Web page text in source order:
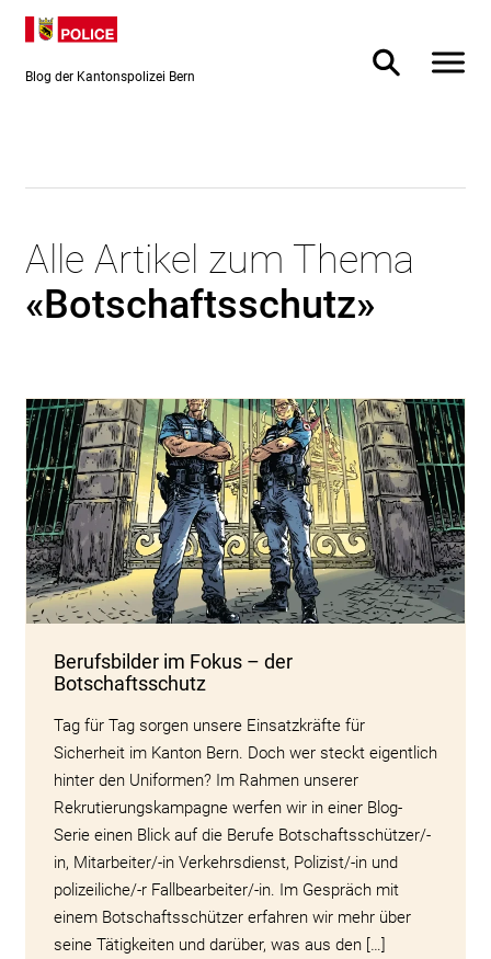
Direkt
zum
Inhalt
Direkt
SucheBlog der Kantonspolizei Bern
Alle Artikel zum Thema
«Botschaftsschutz»
Berufsbilder im Fokus – der
Botschaftsschutz
Tag für Tag sorgen unsere Einsatzkräfte für
Sicherheit im Kanton Bern. Doch wer steckt eigentlich
hinter den Uniformen? Im Rahmen unserer
Rekrutierungskampagne werfen wir in einer Blog-
Serie einen Blick auf die Berufe Botschaftsschützer/-
in, Mitarbeiter/-in Verkehrsdienst, Polizist/-in und
polizeiliche/-r Fallbearbeiter/-in. Im Gespräch mit
einem Botschaftsschützer erfahren wir mehr über
seine Tätigkeiten und darüber, was aus den […]